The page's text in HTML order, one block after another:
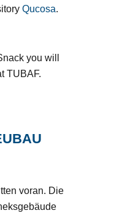
Qucosa.
you will
TUBAF.
voran. Die